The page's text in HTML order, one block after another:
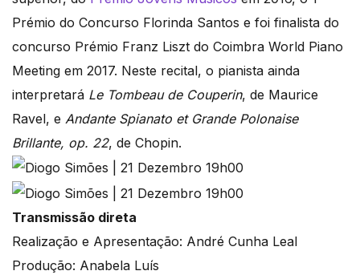
Prémio do Concurso Florinda Santos e foi finalista do
concurso Prémio Franz Liszt do Coimbra World Piano
Meeting em 2017. Neste recital, o pianista ainda
interpretará Le Tombeau de Couperin, de Maurice
Ravel, e Andante Spianato et Grande Polonaise
Brillante, op. 22, de Chopin.
Transmissão direta
Realização e Apresentação: André Cunha Leal
Produção: Anabela Luís